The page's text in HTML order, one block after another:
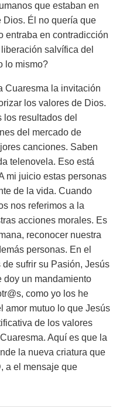
que estaban en
Dios. Él no quería que
entraba en contradicción
salvífica del
lo mismo?
Cuaresma la invitación
los valores de Dios.
los resultados del
del mercado de
canciones. Saben
telenovela. Eso está
mi juicio estas personas
de la vida. Cuando
nos referimos a la
acciones morales. Es
reconocer nuestra
personas. En el
sufrir su Pasión, Jesús
doy un mandamiento
como yo los he
amor mutuo lo que Jesús
de los valores
Aquí es que la
la nueva criatura que
a el mensaje que